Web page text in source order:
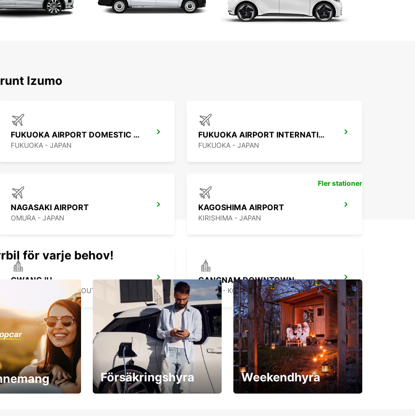
vägbeskrivningar, rekommendationer och användbara
tips för en minnesvärd resa.
Izumo
FUKUOKA AIRPORT DOMESTIC TERMINAL
FUKUOKA - JAPAN
FUKUOKA AIRPORT INTERNATIONAL TERMINAL
FUKUOKA - JAPAN
NAGASAKI AIRPORT
OMURA - JAPAN
KAGOSHIMA AIRPORT
KIRISHIMA - JAPAN
GWANGJU
GWANGJU - KOREA(SOUTH)
GANGNAM DOWNTOWN
SEOUL - KOREA(SOUTH)
Fler stationer
för varje behov!
Försäkringshyra Weekendhyra